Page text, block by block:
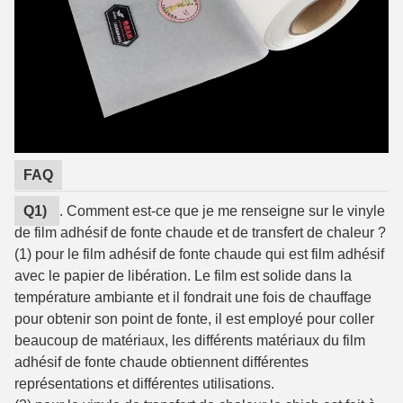
FAQ
Q1)
. Comment est-ce que je me renseigne sur le vinyle
de film adhésif de fonte chaude et de transfert de chaleur ?
(1) pour le film adhésif de fonte chaude qui est film adhésif
avec le papier de libération. Le film est solide dans la
température ambiante et il fondrait une fois de chauffage
pour obtenir son point de fonte, il est employé pour coller
beaucoup de matériaux, les différents matériaux du film
adhésif de fonte chaude obtiennent différentes
représentations et différentes utilisations.